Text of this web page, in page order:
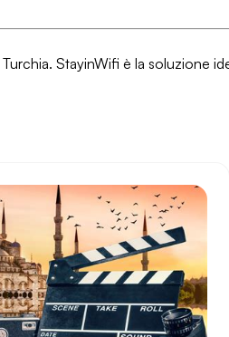
StayinWifi è la soluzione